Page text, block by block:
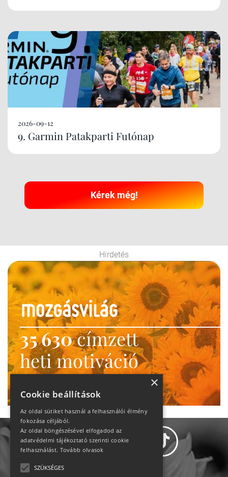
2026-09-12
9. Garmin Patakparti Futónap
Kérek még!
Hirdetés
35 630címzett
heti motiváció
Ne maradj le!
×
Cookie beállítások
Az oldal sütiket használ a felhasználói élmény
fokozása céljából.
Az oldal böngészésével elfogadod az
adatvédelmi tájékoztató szerinti cookie
felhasználást. Tovább olvasok
SZÜKSÉGES